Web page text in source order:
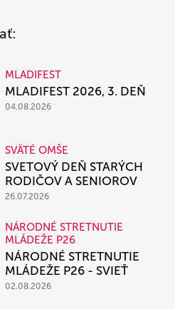
MLADIFEST
MLADIFEST 2026, 3. DEŇ
04.08.2026
SVÄTÉ OMŠE
SVETOVÝ DEŇ STARÝCH
RODIČOV A SENIOROV
26.07.2026
NÁRODNÉ STRETNUTIE
MLÁDEŽE P26
NÁRODNÉ STRETNUTIE
MLÁDEŽE P26 - SVIEŤ
02.08.2026